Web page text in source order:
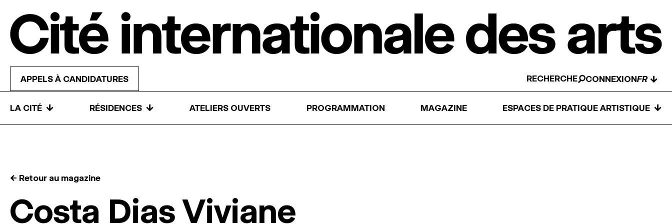
APPELS À CANDIDATURES RECHERCHE CONNEXION ↓
LA CITÉ ↓ RÉSIDENCES ↓ ATELIERS OUVERTS PROGRAMMATION MAGAZINE ESPACES DE PRATIQUE ARTISTIQUE ↓
← Retour au magazine
Costa Dias Viviane